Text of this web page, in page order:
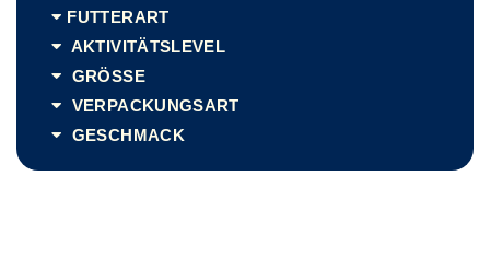
FUTTERART
AKTIVITÄTSLEVEL
GRÖSSE
VERPACKUNGSART
GESCHMACK